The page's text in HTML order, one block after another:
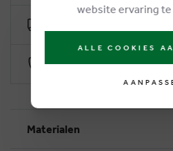
Veilig betalen via Worldline
Materialen
website ervaring
ALLE COOKIES